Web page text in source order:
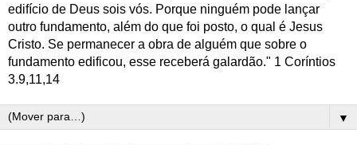
edifício de Deus sois vós. Porque ninguém pode lançar
outro fundamento, além do que foi posto, o qual é Jesus
Cristo. Se permanecer a obra de alguém que sobre o
fundamento edificou, esse receberá galardão." 1 Coríntios
3.9,11,14
▼